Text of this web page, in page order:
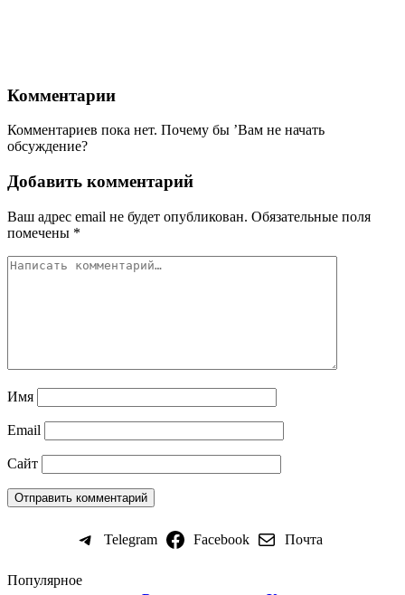
Комментарии
Комментариев пока нет. Почему бы ’Вам не начать
обсуждение?
Добавить комментарий
Ваш адрес email не будет опубликован. Обязательные поля
помечены *
Имя
Email
Сайт
Telegram Facebook Почта
Популярное